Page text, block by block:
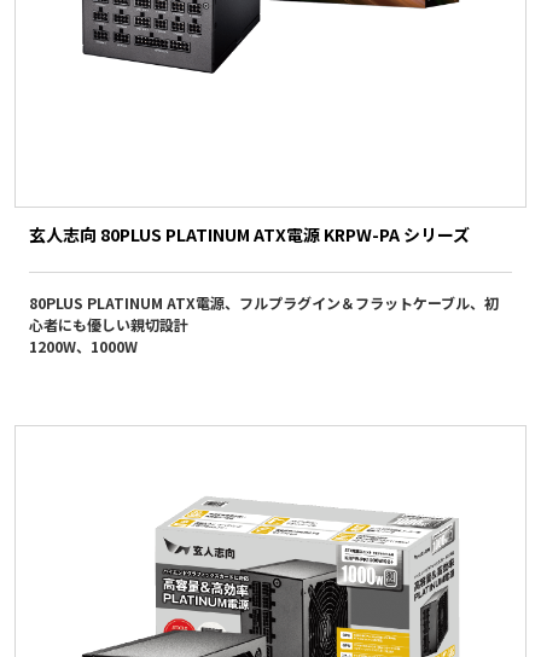
玄人志向 80PLUS PLATINUM ATX電源 KRPW-PA シリーズ
80PLUS PLATINUM ATX電源、フルプラグイン＆フラットケーブル、初
心者にも優しい親切設計
1200W、1000W